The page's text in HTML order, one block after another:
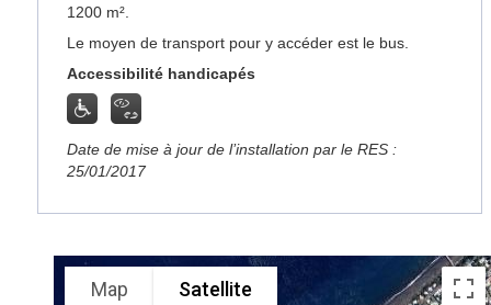
1200 m².
Le moyen de transport pour y accéder est le bus.
Accessibilité handicapés
Date de mise à jour de l’installation par le RES :
25/01/2017
Map Satellite